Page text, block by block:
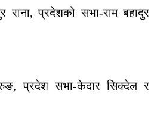
राना, प्रदेशको सभा-राम बहादुर
प्रदेश सभा-केदार सिक्देल र